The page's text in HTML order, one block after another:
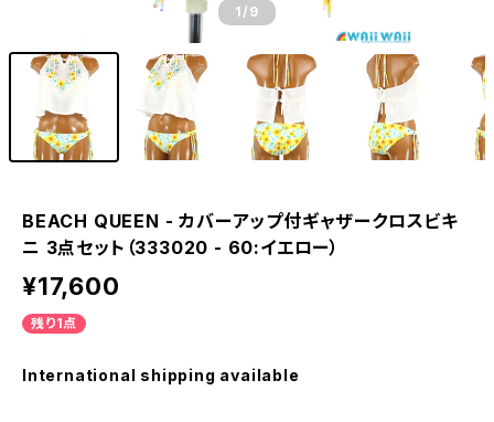
1 /9
BEACH QUEEN - カバーアップ付ギャザークロスビキ
ニ 3点セット（333020 - 60:イエロー）
¥17,600
残り1点
International shipping available